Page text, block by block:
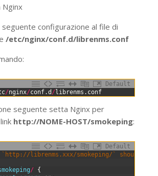
Nginx
configurazione al file di
/etc/nginx/conf.d/librenms.conf
Default
/nginx/conf.d /librenms . conf
seguente setta Nginx per
http://NOME-HOST/smokeping:
Default
`http://librenms.xxx/smokeping/` should
/
{